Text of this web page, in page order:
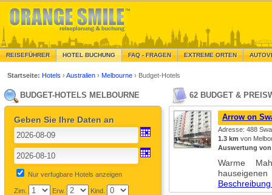
REISEFÜHRER HOTEL BUCHUNG FAQ - FRAGEN EXTREME ORTEN
Startseite:Hotels›Australien›Melbourne› Budget-Hotels
BUDGET-HOTELS MELBOURNE
Geben Sie Ihre Daten an
Nur verfugbare Hotels anzeigen
Zim. Erw. Kind.
62 BUDGET &
Arrow on
Adresse: 488
1.3 km von
Auswertung
Warme